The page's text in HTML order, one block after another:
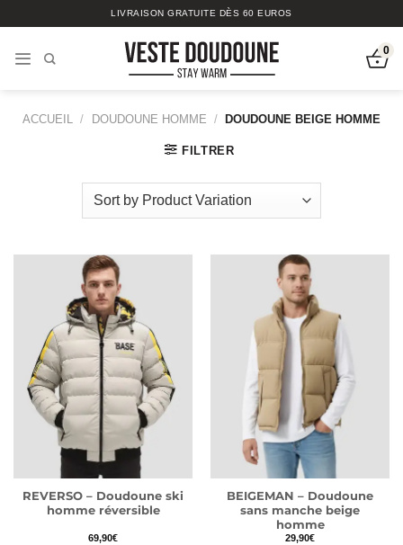
au
LIVRAISON GRATUITE DÈS 60 EUROS
0
ACCUEIL / DOUDOUNE HOMME / DOUDOUNE BEIGE HOMME
FILTRER
REVERSO – Doudoune ski
homme réversible
69,90€
BEIGEMAN – Doudoune
sans manche beige
homme
29,90€